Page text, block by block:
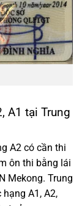
A1 tại Trung
A2 có cần thi
ôn thi bằng lái
Mekong. Trung
A1, A2,